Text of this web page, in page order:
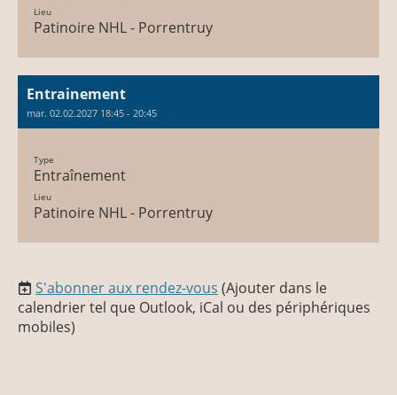
Lieu
Patinoire NHL - Porrentruy
Entrainement
mar. 02.02.2027 18:45 - 20:45
Type
Entraînement
Lieu
Patinoire NHL - Porrentruy
S'abonner aux rendez-vous (Ajouter dans le
calendrier tel que Outlook, iCal ou des périphériques
mobiles)